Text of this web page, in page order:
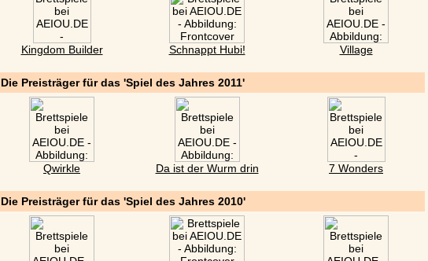
Kingdom Builder Schnappt Hubi! Village
Die Preisträger für das 'Spiel des Jahres 2011'
Qwirkle Da ist der Wurm drin 7 Wonders
Die Preisträger für das 'Spiel des Jahres 2010'